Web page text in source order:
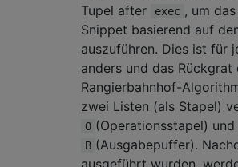
Tupel after
exec , um
Snippet basierend auf
auszuführen. Dies ist für
anders und das Rückgrat
Rangierbahnhof-
zwei Listen (als Stapel)
O (Operationsstapel) und
B (Ausgabepuffer).
ausgeführt wurden,